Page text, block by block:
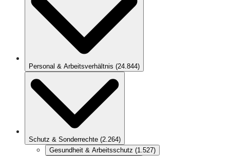
Personal & Arbeitsverhältnis (24.844)
Schutz & Sonderrechte (2.264)
Gesundheit & Arbeitsschutz (1.527)